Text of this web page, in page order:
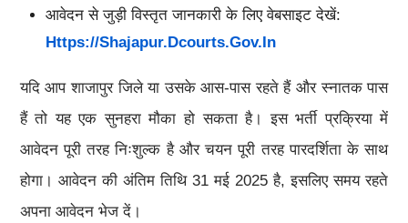
आवेदन से जुड़ी विस्तृत जानकारी के लिए वेबसाइट देखें:
Https://shajapur.dcourts.gov.in
यदि आप शाजापुर जिले या उसके आस-पास रहते हैं और स्नातक पास
हैं तो यह एक सुनहरा मौका हो सकता है। इस भर्ती प्रक्रिया में
आवेदन पूरी तरह निःशुल्क है और चयन पूरी तरह पारदर्शिता के साथ
होगा। आवेदन की अंतिम तिथि 31 मई 2025 है, इसलिए समय रहते
अपना आवेदन भेज दें।